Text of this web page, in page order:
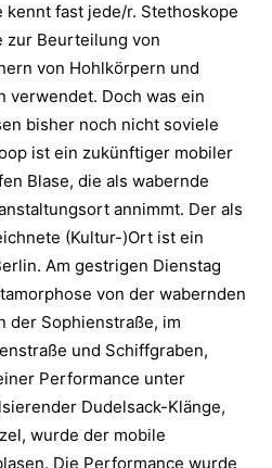
kennt fast jede/r. Stethoskope
zur Beurteilung von
von Hohlkörpern und
verwendet. Doch was ein
bisher noch nicht soviele
ist ein zukünftiger mobiler
Blase, die als wabernde
annimmt. Der als
(Kultur-)Ort ist ein
Am gestrigen Dienstag
von der wabernden
der Sophienstraße, im
und Schiffgraben,
Performance unter
Dudelsack-Klänge,
wurde der mobile
Die Performance wurde